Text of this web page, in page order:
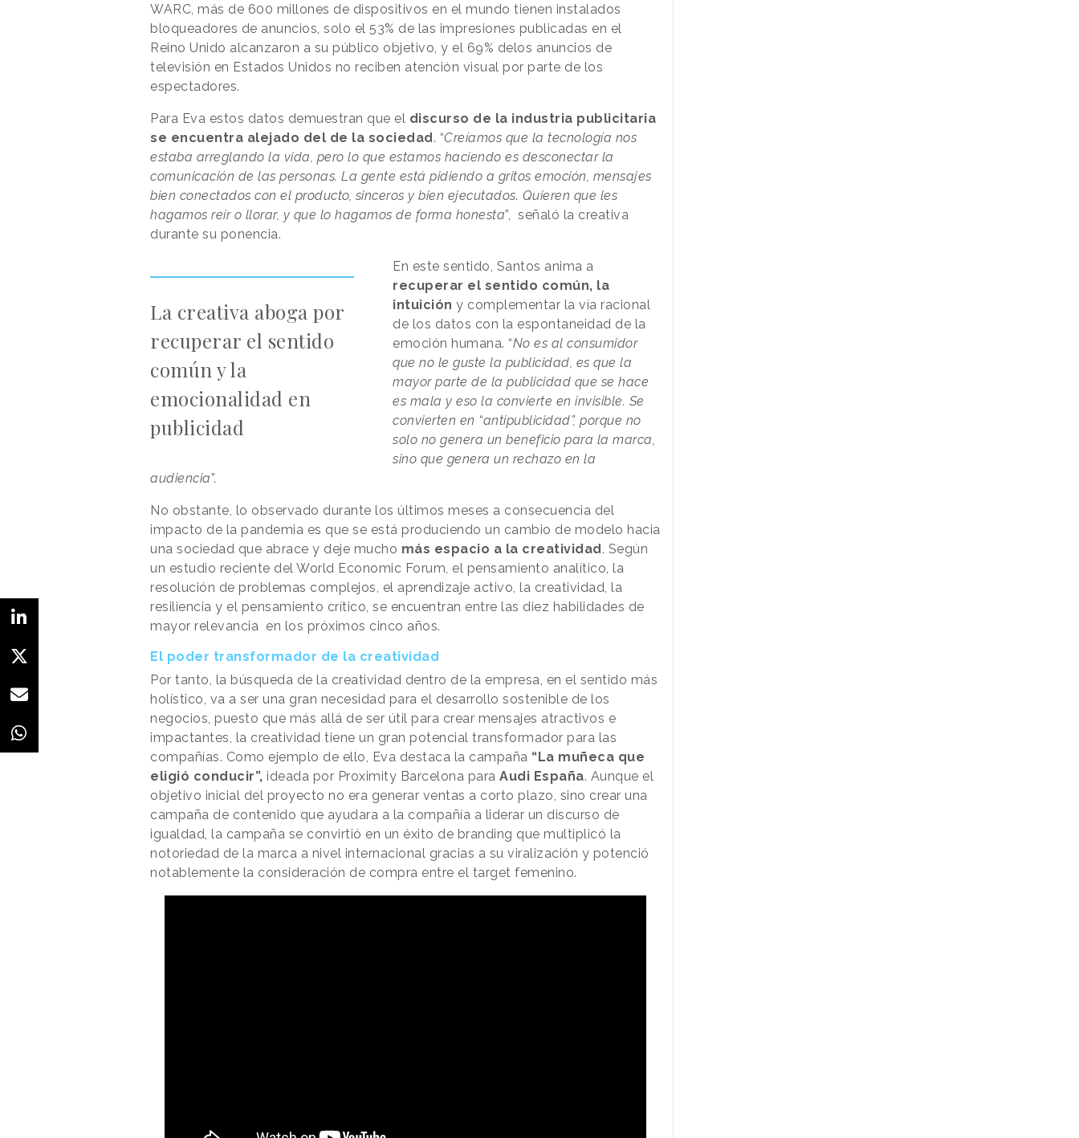
WARC, más de 600 millones de dispositivos en el mundo tienen instalados
bloqueadores de anuncios, solo el 53% de las impresiones publicadas en el
Reino Unido alcanzaron a su público objetivo, y el 69% delos anuncios de
televisión en Estados Unidos no reciben atención visual por parte de los
espectadores.
Para Eva estos datos demuestran que el discurso de la industria publicitaria
se encuentra alejado del de la sociedad. “Creíamos que la tecnología nos
estaba arreglando la vida, pero lo que estamos haciendo es desconectar la
comunicación de las personas. La gente está pidiendo a gritos emoción, mensajes
bien conectados con el producto, sinceros y bien ejecutados. Quieren que les
hagamos reír o llorar, y que lo hagamos de forma honesta”, señaló la creativa
durante su ponencia.
La creativa aboga por
recuperar el sentido
común y la
emocionalidad en
publicidad
En este sentido, Santos anima a
recuperar el sentido común, la
intuición y complementar la vía racional
de los datos con la espontaneidad de la
emoción humana. “No es al consumidor
que no le guste la publicidad, es que la
mayor parte de la publicidad que se hace
es mala y eso la convierte en invisible. Se
convierten en “antipublicidad”, porque no
solo no genera un beneficio para la marca,
sino que genera un rechazo en la
audiencia”.
No obstante, lo observado durante los últimos meses a consecuencia del
impacto de la pandemia es que se está produciendo un cambio de modelo hacia
una sociedad que abrace y deje mucho más espacio a la creatividad. Según
un estudio reciente del World Economic Forum, el pensamiento analítico, la
resolución de problemas complejos, el aprendizaje activo, la creatividad, la
resiliencia y el pensamiento crítico, se encuentran entre las diez habilidades de
mayor relevancia en los próximos cinco años.
El poder transformador de la creatividad
Por tanto, la búsqueda de la creatividad dentro de la empresa, en el sentido más
holístico, va a ser una gran necesidad para el desarrollo sostenible de los
negocios, puesto que más allá de ser útil para crear mensajes atractivos e
impactantes, la creatividad tiene un gran potencial transformador para las
compañías. Como ejemplo de ello, Eva destaca la campaña “La muñeca que
eligió conducir”, ideada por Proximity Barcelona para Audi España. Aunque el
objetivo inicial del proyecto no era generar ventas a corto plazo, sino crear una
campaña de contenido que ayudara a la compañía a liderar un discurso de
igualdad, la campaña se convirtió en un éxito de branding que multiplicó la
notoriedad de la marca a nivel internacional gracias a su viralización y potenció
notablemente la consideración de compra entre el target femenino.